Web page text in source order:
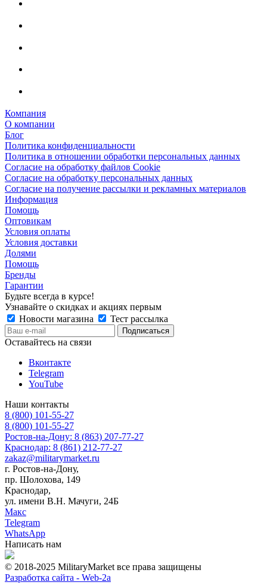
Компания
О компании
Блог
Политика конфиденциальности
Политика в отношении обработки персональных данных
Согласие на обработку файлов Cookie
Согласие на обработку персональных данных
Согласие на получение рассылки и рекламных материалов
Информация
Помощь
Оптовикам
Условия оплаты
Условия доставки
Долями
Помощь
Бренды
Гарантии
Будьте всегда в курсе!
Узнавайте о скидках и акциях первым
Новости магазина
Тест рассылка
Оставайтесь на связи
Вконтакте
Telegram
YouTube
Наши контакты
8 (800) 101-55-27
8 (800) 101-55-27
Ростов-на-Дону: 8 (863) 207-77-27
Краснодар: 8 (861) 212-77-27
zakaz@militarymarket.ru
г. Ростов-на-Дону,
пр. Шолохова, 149
Краснодар,
ул. имени В.Н. Мачуги, 24Б
Макс
Telegram
WhatsApp
Написать нам
© 2018-2025 MilitaryMarket все права защищены
Разработка сайта - Web-2a